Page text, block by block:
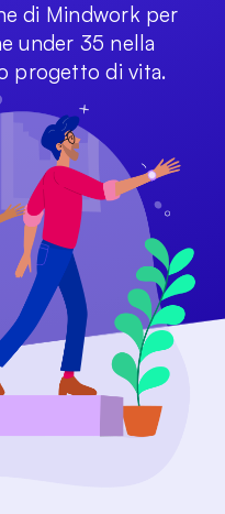
di Mindwork per
under 35 nella
progetto di vita.